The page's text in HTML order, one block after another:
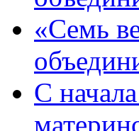
«Семь
С